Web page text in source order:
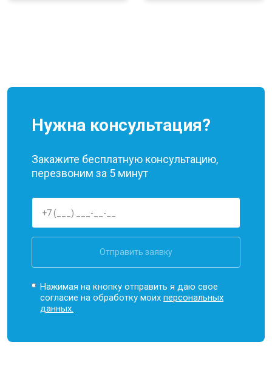
Нужна консультация?
Закажите бесплатную консультацию,
перезвоним за 5 минут
Отправить заявку
Нажимая на кнопку отправить я даю свое
согласие на обработку моихперсональных
данных.